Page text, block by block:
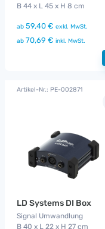
B 44 x L 45 x H 8 cm
ab 59,40 € exkl. MwSt.
ab 70,69 € inkl. MwSt.
Artikel-Nr.: PE-002871
LD Systems DI Box
Signal Umwandlung
B 40 x L 22 x H 27 cm